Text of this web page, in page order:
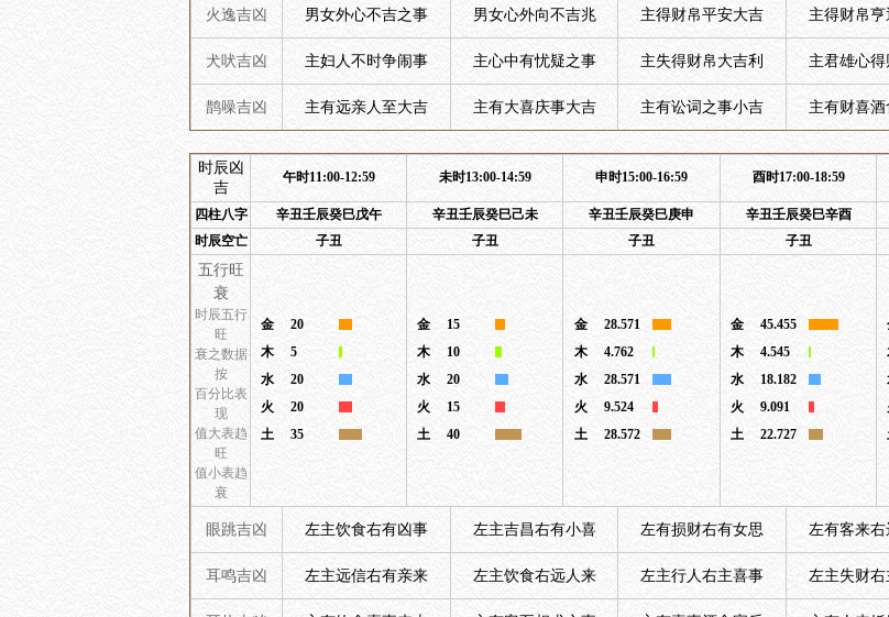
火逸吉凶 男女外心不吉之事 男女心外向不吉兆 主得财帛平安大吉 主得财帛
犬吠吉凶 主妇人不时争闹事 主心中有忧疑之事 主失得财帛大吉利 主君雄心
鹊噪吉凶 主有远亲人至大吉 主有大喜庆事大吉 主有讼词之事小吉 主有财喜
时辰凶
吉
午时11:00-12:59 未时13:00-14:59 申时15:00-16:59 酉时17:00-18:59
四柱八字 辛丑壬辰癸巳戊午 辛丑壬辰癸巳己未 辛丑壬辰癸巳庚申 辛丑壬辰癸巳辛酉
时辰空亡
子丑 子丑 子丑 子丑
五行旺
衰
时辰五行
旺
衰之数据
按
百分比表
现
值大表趋
旺
值小表趋
衰
金
20
木
5
水
20
火
20
土
35
金
15
木
10
水
20
火
15
土
40
金
28.571
木
4.762
水
28.571
火
9.524
土
28.572
金
45.455
木
4.545
水
18.182
火
9.091
土
22.727
眼跳吉凶 左主饮食右有凶事 左主吉昌右有小喜 左有损财右有女思 左有客来右
耳鸣吉凶 左主远信右有亲来 左主饮食右远人来 左主行人右主喜事 左主失财